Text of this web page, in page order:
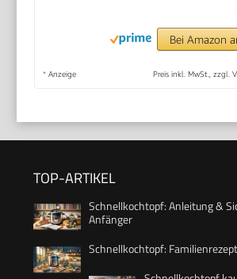
Bei Amazon
* Anzeige Preis inkl. MwSt., zzgl.
TOP-ARTIKEL
Schnellkochtopf: Anleitung &
Anfänger
Schnellkochtopf: